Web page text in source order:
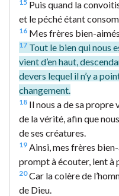
15 Puis quand la
et le péché étant
16 Mes frères bien-
17 Tout le bien qui nous
vient d’en haut,
devers lequel il n’y a
changement.
18 Il nous a de sa
de la vérité, afin que
de ses créatures.
19 Ainsi, mes frères
prompt à écouter, lent à
20Car la colère de
de Dieu.